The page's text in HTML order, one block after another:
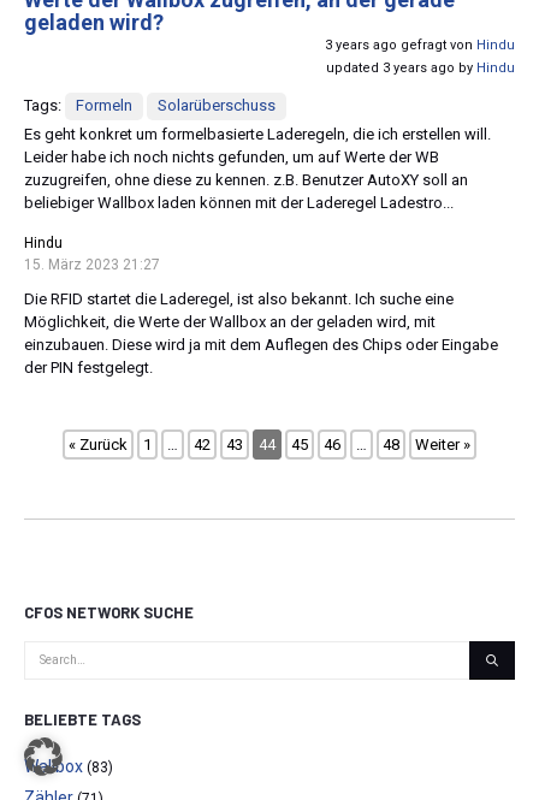
geladen wird?
3 years ago gefragt von Hindu
updated 3 years ago by Hindu
Tags: Formeln
Solarüberschuss
Es geht konkret um formelbasierte Laderegeln, die ich erstellen will.
Leider habe ich noch nichts gefunden, um auf Werte der WB
zuzugreifen, ohne diese zu kennen. z.B. Benutzer AutoXY soll an
beliebiger Wallbox laden können mit der Laderegel Ladestro...
Hindu
15. März 2023 21:27
Die RFID startet die Laderegel, ist also bekannt. Ich suche eine
Möglichkeit, die Werte der Wallbox an der geladen wird, mit
einzubauen. Diese wird ja mit dem Auflegen des Chips oder Eingabe
der PIN festgelegt.
« Zurück 1 … 42 43 44 45 46 … 48 Weiter »
CFOS NETWORK SUCHE
BELIEBTE TAGS
Wallbox (83)